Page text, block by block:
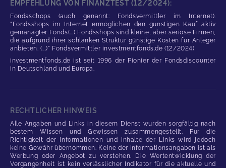
EMPFEHLUNG VON FINANZTEST (12/2024):
Fondsschops (auch genannt: Fondsvermittler im Internet).
"Fondsshops im Internet ermöglichen den günstigen Kauf aktiv
gemanagter Fonds(...) Fondsshops sind kleine, aber seriöse Firmen,
die aufgrund ihrer schlanken Struktur günstige Kosten für Anleger
anbieten. (...)" Fondsvermittler investmentfonds.de (12/2024)
investmentfonds.de ist seit 1996 der Pionier der Fondsdiscounter
in Deutschland und Europa.
RECHTLICHER HINWEIS
Alle Angaben und Links in diesem Dienst wurden sorgfältig nach
bestem Wissen und Gewissen zusammengestellt. Für die
Richtigkeit der Informationen und Inhalte der Links wird jedoch
keine Gewähr übernommen. Keine der Informationsangaben ist als
Werbung oder Angebot zu verstehen. Die Wertentwicklung der
Vergangenheit ist kein verlässlicher Indikator für die aktuelle und